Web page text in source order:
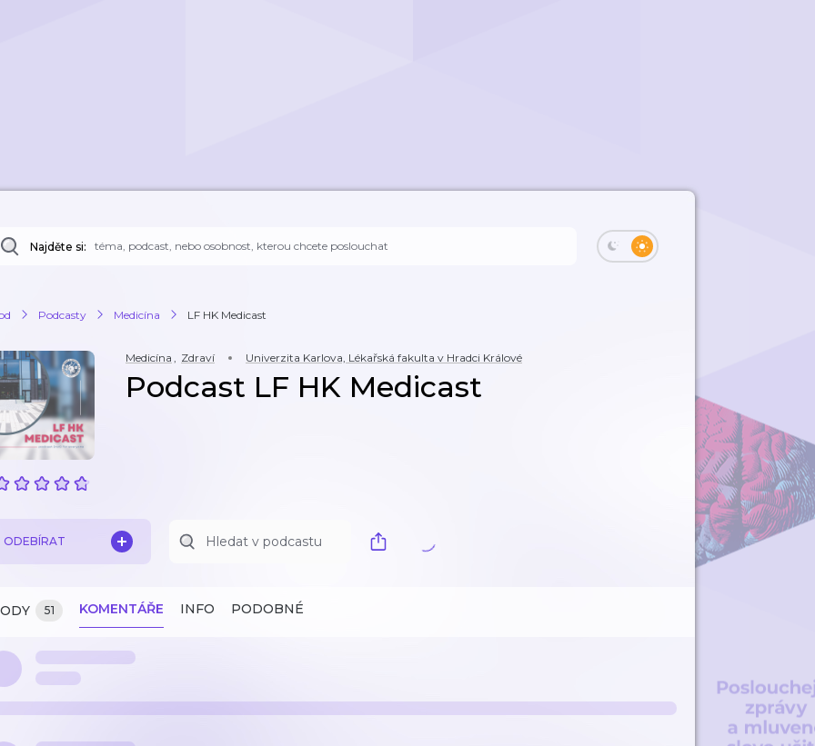
Najděte si:
Podcasty Medicína LF HK Medicast
Medicína , Zdraví Univerzita Karlova, Lékařská fakulta v Hradci Králové
Podcast LF HK Medicast
ODEBÍRAT
51 KOMENTÁŘE INFO PODOBNÉ